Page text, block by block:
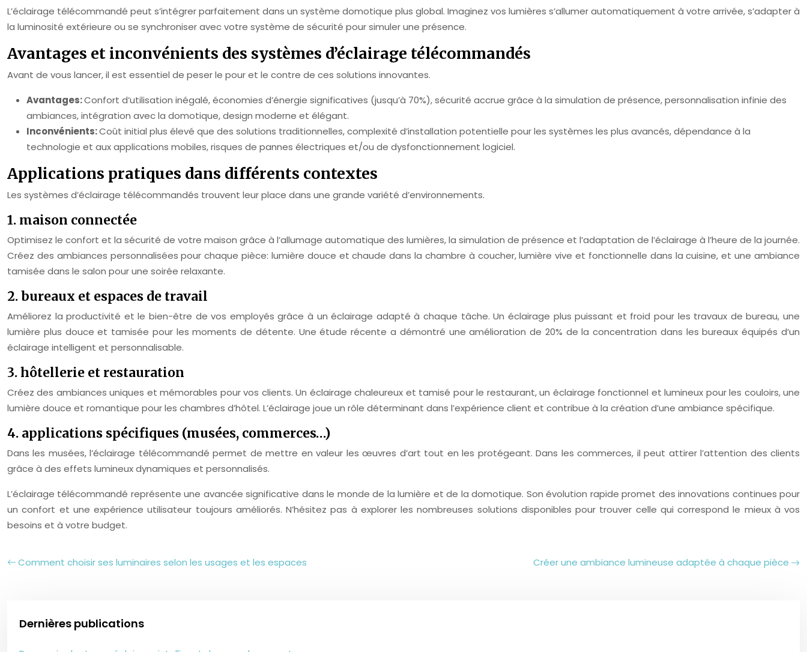
L’éclairage télécommandé peut s’intégrer parfaitement dans un système domotique plus global. Imaginez vos lumières s’allumer automatiquement à votre arrivée, s’adapter à
la luminosité extérieure ou se synchroniser avec votre système de sécurité pour simuler une présence.
Avantages et inconvénients des systèmes d’éclairage télécommandés
Avant de vous lancer, il est essentiel de peser le pour et le contre de ces solutions innovantes.
Avantages:Confort d’utilisation inégalé, économies d’énergie significatives (jusqu’à 70%), sécurité accrue grâce à la simulation de présence, personnalisation infinie des
ambiances, intégration avec la domotique, design moderne et élégant.
Inconvénients:Coût initial plus élevé que des solutions traditionnelles, complexité d’installation potentielle pour les systèmes les plus avancés, dépendance à la
technologie et aux applications mobiles, risques de pannes électriques et/ou de dysfonctionnement logiciel.
Applications pratiques dans différents contextes
Les systèmes d’éclairage télécommandés trouvent leur place dans une grande variété d’environnements.
1. maison connectée
Optimisez le confort et la sécurité de votre maison grâce à l’allumage automatique des lumières, la simulation de présence et l’adaptation de l’éclairage à l’heure de la journée.
Créez des ambiances personnalisées pour chaque pièce: lumière douce et chaude dans la chambre à coucher, lumière vive et fonctionnelle dans la cuisine, et une ambiance
tamisée dans le salon pour une soirée relaxante.
2. bureaux et espaces de travail
Améliorez la productivité et le bien-être de vos employés grâce à un éclairage adapté à chaque tâche. Un éclairage plus puissant et froid pour les travaux de bureau, une
lumière plus douce et tamisée pour les moments de détente. Une étude récente a démontré une amélioration de 20% de la concentration dans les bureaux équipés d’un
éclairage intelligent et personnalisable.
3. hôtellerie et restauration
Créez des ambiances uniques et mémorables pour vos clients. Un éclairage chaleureux et tamisé pour le restaurant, un éclairage fonctionnel et lumineux pour les couloirs, une
lumière douce et romantique pour les chambres d’hôtel. L’éclairage joue un rôle déterminant dans l’expérience client et contribue à la création d’une ambiance spécifique.
4. applications spécifiques (musées, commerces…)
Dans les musées, l’éclairage télécommandé permet de mettre en valeur les œuvres d’art tout en les protégeant. Dans les commerces, il peut attirer l’attention des clients
grâce à des effets lumineux dynamiques et personnalisés.
L’éclairage télécommandé représente une avancée significative dans le monde de la lumière et de la domotique. Son évolution rapide promet des innovations continues pour
un confort et une expérience utilisateur toujours améliorés. N’hésitez pas à explorer les nombreuses solutions disponibles pour trouver celle qui correspond le mieux à vos
besoins et à votre budget.
Comment choisir ses luminaires selon les usages et les espaces Créer une ambiance lumineuse adaptée à chaque pièce
Dernières publications